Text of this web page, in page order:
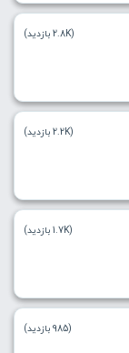
(2.8K بازدید)
(2.2K بازدید)
(1.7K بازدید)
(985 بازدید)